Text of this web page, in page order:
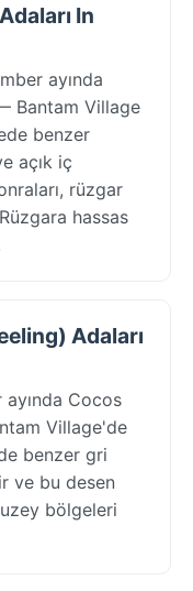
In
ayında
Bantam Village
benzer
açık iç
rüzgar
hassas
Adaları
Cocos
Village'de
benzer gri
ve bu desen
bölgeleri